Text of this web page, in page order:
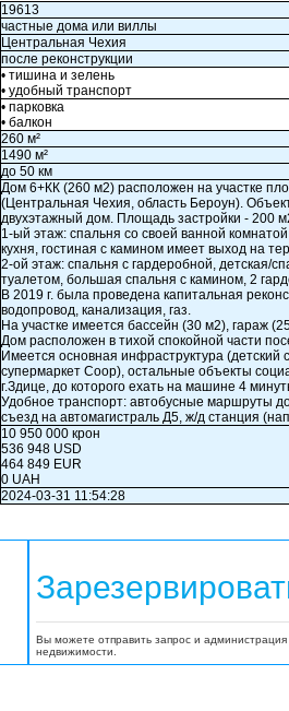
19613
частные дома или виллы
Центральная Чехия
после реконструкции
• тишина и зелень
• удобный транспорт
• парковка
• балкон
260 м²
1490 м²
до 50 км
Дом 6+КК (260 м2) расположен на участке
(Центральная Чехия, область Бероун).
двухэтажный дом. Площадь застройки - 200
1-ый этаж: спальня со своей ванной
кухня, гостиная с камином имеет выход на
2-ой этаж: спальня с гардеробной, детская/
туалетом, большая спальня с камином, 2
В 2019 г. была проведена капитальная
водопровод, канализация, газ.
На участке имеется бассейн (30 м2), гараж
Дом расположен в тихой спокойной части
Имеется основная инфраструктура (детский
супермаркет Coop), остальные объекты
г.Здице, до которого ехать на машине 4
Удобное транспорт: автобусные маршруты
съезд на автомагистраль Д5, ж/д станция
10 950 000 крон
536 948 USD
464 849 EUR
0 UAH
2024-03-31 11:54:28
Вы можете отправить запрос и
недвижимости.